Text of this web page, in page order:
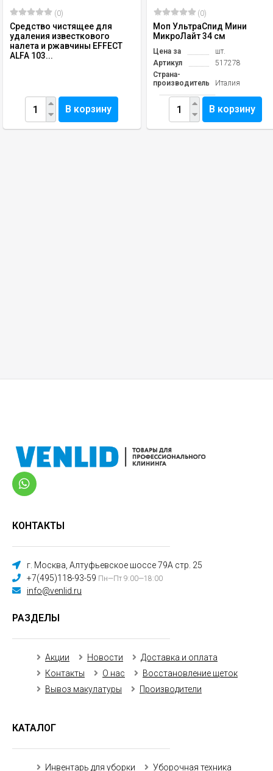
(0)
Средство чистящее для
удаления известкового
налета и ржавчины EFFECT
ALFA 103...
В корзину
(0)
Моп УльтраСпид Мини
МикроЛайт 34 см
Цена за
шт.
Артикул
517278
Страна-
производитель
Италия
В корзину
КОНТАКТЫ
г. Москва, Алтуфьевское шоссе 79А стр. 25
+7(495)118-93-59 Пн—Пт 9:00—18:00
info@venlid.ru
РАЗДЕЛЫ
Акции Новости
Доставка и оплата
Контакты
О нас
Восстановление щеток
Вывоз макулатуры
Производители
КАТАЛОГ
Инвентарь для уборки Уборочная техника